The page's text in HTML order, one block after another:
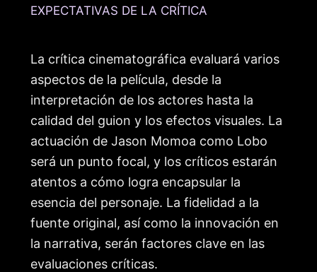
EXPECTATIVAS DE LA CRÍTICA
La crítica cinematográfica evaluará varios
aspectos de la película, desde la
interpretación de los actores hasta la
calidad del guion y los efectos visuales. La
actuación de Jason Momoa como Lobo
será un punto focal, y los críticos estarán
atentos a cómo logra encapsular la
esencia del personaje. La fidelidad a la
fuente original, así como la innovación en
la narrativa, serán factores clave en las
evaluaciones críticas.